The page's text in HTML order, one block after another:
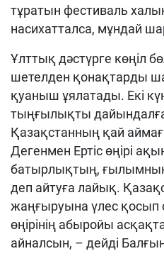
тұратын фестиваль
насихатталса, мұндай
Ұлттық дәстүрге көңіл
шетелден қонақтарды
қуаныш ұялатады. Екі
тыңғылықты
Қазақстанның қай
Дегенмен Ертіс өңірі
батырлықтың, ғылымның
деп айтуға лайық.
жаңғыруына үлес қосып
өңірінің абыройы
айналсын, – дейді